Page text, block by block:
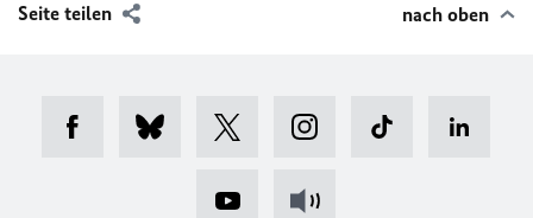
Seite teilen nach oben